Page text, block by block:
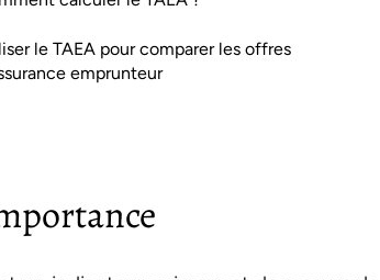
le TAEA pour comparer les offres
emprunteur